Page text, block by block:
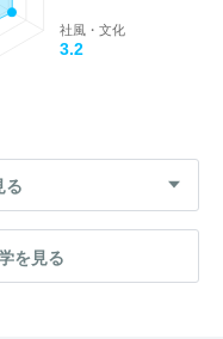
社風・文化
3.2
る
を見る